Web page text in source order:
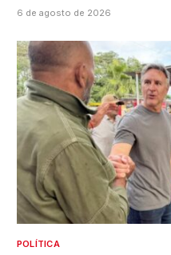
6 de agosto de 2026
POLÍTICA